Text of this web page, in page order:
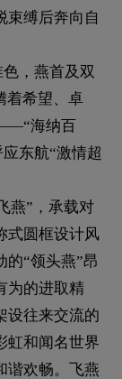
束缚后奔向自
，燕首及双
着希望、卓
海纳百
东航“激情超
燕”，承载对
式圆框设计风
“领头燕”昂
为的进取精
设往来交流的
虹和闻名世界
谐欢畅。飞燕